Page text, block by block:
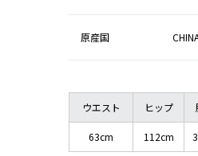
原産国
ウエスト ヒップ
63cm 112cm